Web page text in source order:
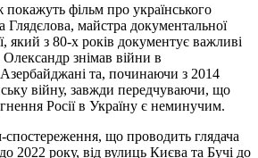
фільм про українського
майстра документальної
який з 80-х років документує важливі
знімав війни в
та, починаючи з 2014
війну, завжди передчуваючи, що
Росії в Україну є неминучим.
спостереження, що проводить глядача
2022 року, від вулиць Києва та Бучі до